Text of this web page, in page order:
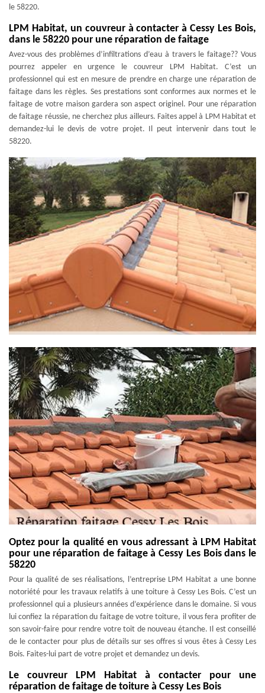
le 58220.
LPM Habitat, un couvreur à contacter à Cessy Les Bois,
dans le 58220 pour une réparation de faitage
Avez-vous des problèmes d’infiltrations d’eau à travers le faitage?? Vous
pourrez appeler en urgence le couvreur LPM Habitat. C’est un
professionnel qui est en mesure de prendre en charge une réparation de
faitage dans les règles. Ses prestations sont conformes aux normes et le
faitage de votre maison gardera son aspect originel. Pour une réparation
de faitage réussie, ne cherchez plus ailleurs. Faites appel à LPM Habitat et
demandez-lui le devis de votre projet. Il peut intervenir dans tout le
58220.
Optez pour la qualité en vous adressant à LPM Habitat
pour une réparation de faitage à Cessy Les Bois dans le
58220
Pour la qualité de ses réalisations, l’entreprise LPM Habitat a une bonne
notoriété pour les travaux relatifs à une toiture à Cessy Les Bois. C’est un
professionnel qui a plusieurs années d’expérience dans le domaine. Si vous
lui confiez la réparation du faitage de votre toiture, il vous fera profiter de
son savoir-faire pour rendre votre toit de nouveau étanche. Il est conseillé
de le contacter pour plus de détails sur ses offres si vous êtes à Cessy Les
Bois. Faites-lui part de votre projet et demandez un devis.
Le couvreur LPM Habitat à contacter pour une
réparation de faitage de toiture à Cessy Les Bois